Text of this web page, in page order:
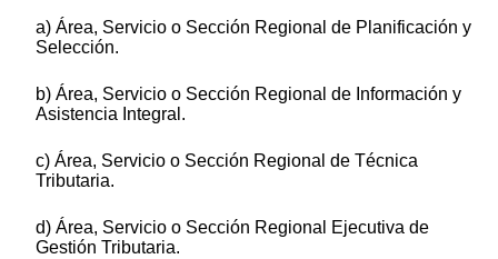
a) Área, Servicio o Sección Regional de Planificación y
Selección.
b) Área, Servicio o Sección Regional de Información y
Asistencia Integral.
c) Área, Servicio o Sección Regional de Técnica
Tributaria.
d) Área, Servicio o Sección Regional Ejecutiva de
Gestión Tributaria.